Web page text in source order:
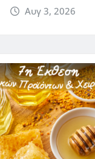
Αυγ 3, 2026